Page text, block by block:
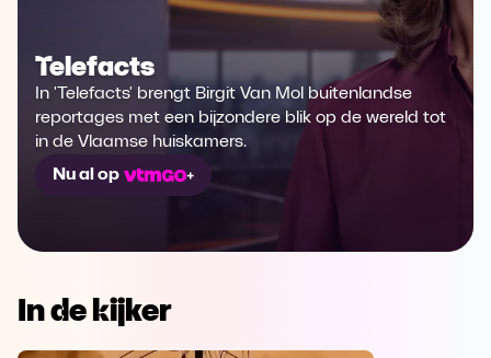
Download
Opera Download
Telefacts
In 'Telefacts' brengt Birgit Van Mol buitenlandse
reportages met een bijzondere blik op de wereld tot
in de Vlaamse huiskamers.
Nu al op
In de kijker